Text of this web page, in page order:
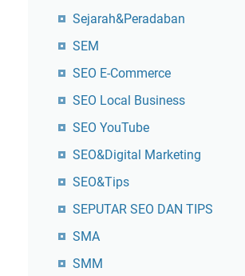
Sejarah&Peradaban
SEM
SEO E-Commerce
SEO Local Business
SEO YouTube
SEO&Digital Marketing
SEO&Tips
SEPUTAR SEO DAN TIPS
SMA
SMM